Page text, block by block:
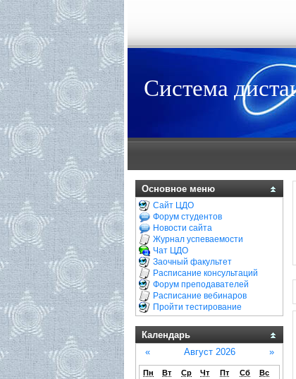
Система
Основное меню
Сайт ЦДО
Форум студентов
Новости сайта
Журнал успеваемости
Чат ЦДО
Заочный факультет
Расписание консультаций
Форум преподавателей
Расписание вебинаров
Пройти тестирование
Календарь
«
Август 2026 »
Пн Вт Ср Чт Пт Сб
Вс